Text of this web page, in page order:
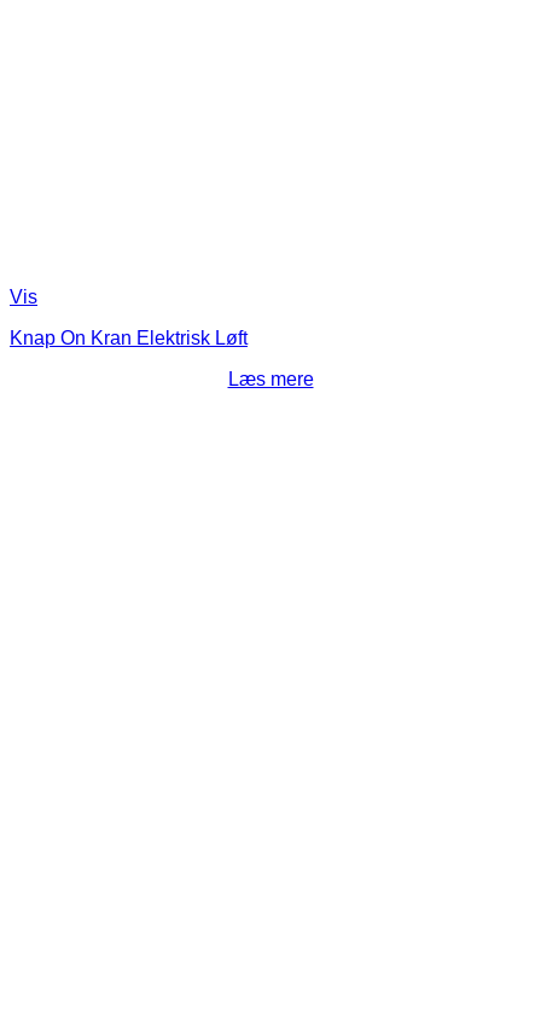
Vis
Knap On Kran Elektrisk Løft
Læs mere